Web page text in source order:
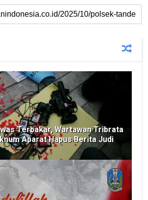
Terbakar, Wartawan Tribrata
Aparat Hapus Berita Judi